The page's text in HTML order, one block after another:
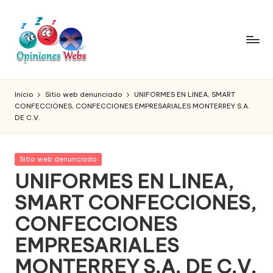
Saltar
contenido
O
pi
ni
o
n
e
s,
c
o
m
compra
seguro
comprar
seguro
por
internet,
conoce
páginas
no
seguras
para
Inicio Sitio web denunciado
UNIFORMES EN LINEA, SMART
CONFECCIONES, CONFECCIONES EMPRESARIALES MONTERREY S.A.
DE C.V.
Publicada
Sitio web denunciado
UNIFORMES EN LINEA,
SMART CONFECCIONES,
CONFECCIONES
EMPRESARIALES
MONTERREY S.A. DE C.V.